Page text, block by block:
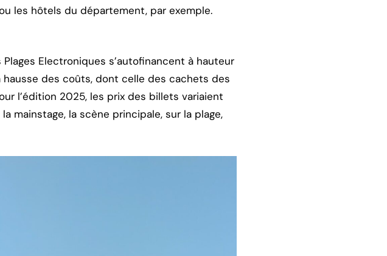
les hôtels du département, par exemple.
Electroniques s’autofinancent à hauteur
des coûts, dont celle des cachets des
l’édition 2025, les prix des billets variaient
mainstage, la scène principale, sur la plage,